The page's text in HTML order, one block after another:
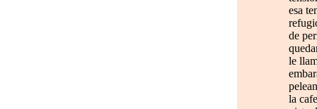
esa
de
le
la